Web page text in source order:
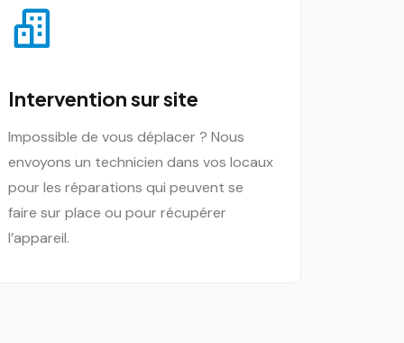
Intervention sur site
Impossible de vous déplacer ? Nous
envoyons un technicien dans vos locaux
pour les réparations qui peuvent se
faire sur place ou pour récupérer
l’appareil.